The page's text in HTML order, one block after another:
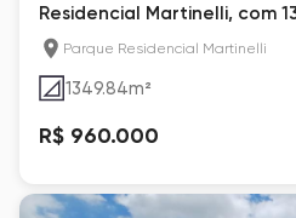
Residencial Martinelli, com
Parque Residencial Martinelli
1349.84m²
R$ 960.000